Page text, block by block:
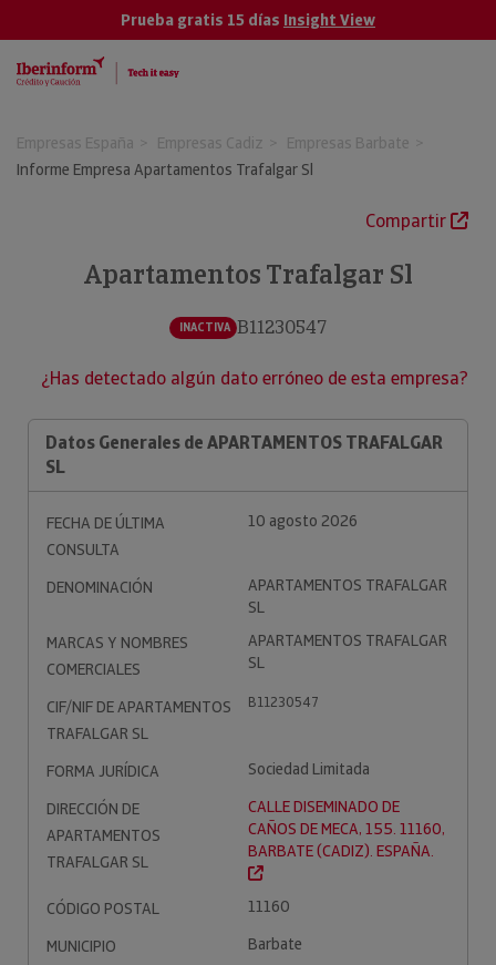
Prueba gratis 15 días Insight View
Empresas España Empresas Cadiz
Empresas Barbate
Informe Empresa Apartamentos Trafalgar Sl
Compartir
Apartamentos Trafalgar Sl
INACTIVA B11230547
¿Has detectado algún dato erróneo de esta empresa?
Datos Generales de APARTAMENTOS TRAFALGAR
SL
FECHA DE ÚLTIMA
CONSULTA
10 agosto 2026
DENOMINACIÓN
APARTAMENTOS TRAFALGAR
SL
MARCAS Y NOMBRES
COMERCIALES
APARTAMENTOS TRAFALGAR
SL
CIF/NIF DE APARTAMENTOS
TRAFALGAR SL
B11230547
FORMA JURÍDICA
Sociedad Limitada
DIRECCIÓN DE
APARTAMENTOS
TRAFALGAR SL
CALLE DISEMINADO DE
CAÑOS DE MECA, 155. 11160,
BARBATE (CADIZ). ESPAÑA.
CÓDIGO POSTAL
11160
MUNICIPIO
Barbate